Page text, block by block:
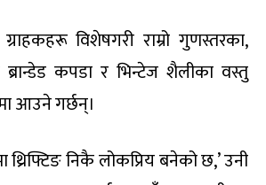
विशेषगरी राम्रो गुणस्तरका,
कपडा र भिन्टेज शैलीका वस्तु
आउने गर्छन्।
थ्रिफ्टिङ निकै लोकप्रिय बनेको छ,’ उनी